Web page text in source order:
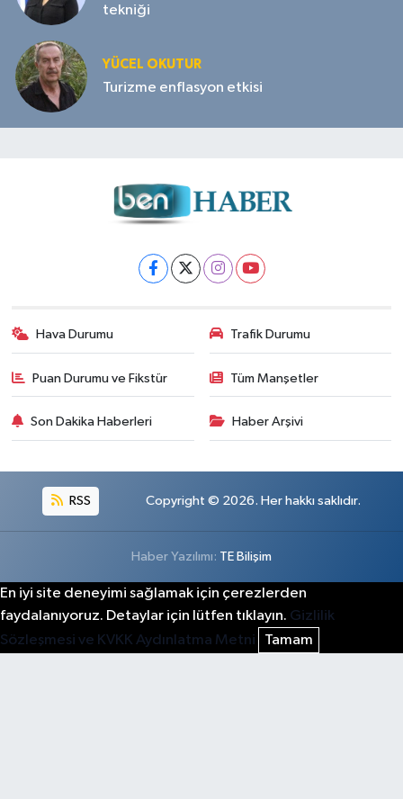
tekniği
YÜCEL OKUTUR
Turizme enflasyon etkisi
Hava Durumu Trafik Durumu
Puan Durumu ve Fikstür Tüm Manşetler
Son Dakika Haberleri Haber Arşivi
RSS Copyright © 2026. Her hakkı saklıdır.
Haber Yazılımı: TE Bilişim
En iyi site deneyimi sağlamak için çerezlerden
faydalanıyoruz. Detaylar için lütfen tıklayın. Gizlilik
Sözleşmesi ve KVKK Aydınlatma Metni
Tamam